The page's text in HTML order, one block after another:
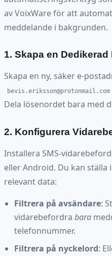
av VoixWare för att
meddelande i bakgrunden.
1. Skapa en
Skapa en ny, säker e-
bevis.eriksson@protonmail.com
Dela lösenordet bara med
2. Konfigurera
Installera SMS-
eller Android. Du kan
relevant data:
Filtrera på avsändare:
vidarebefordra bara
telefonnummer.
Filtrera på nyckelord: